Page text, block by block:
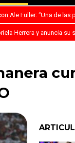
Ale Fuller: “Una de las
Herrera y anuncia